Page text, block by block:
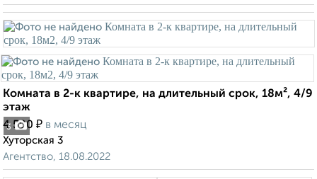
3
Комната в 2-к квартире, на длительный срок, 18м², 4/9
этаж
4 500 ₽ в месяц
Хуторская 3
Агентство, 18.08.2022